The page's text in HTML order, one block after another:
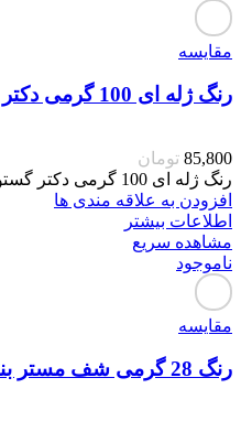
مقایسه
رنگ ژله ای 100 گرمی دکتر گستو نارنجی
85,800 تومان
رنگ ژله ای 100 گرمی دکتر گستو نارنجی
افزودن به علاقه مندی ها
اطلاعات بیشتر
مشاهده سریع
ناموجود
مقایسه
رنگ 28 گرمی شف مستر بنفش